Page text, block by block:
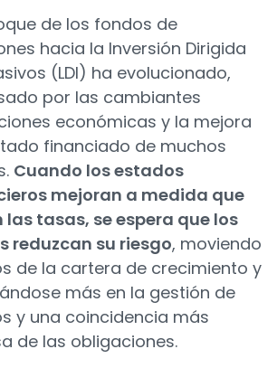
de los fondos de
hacia la Inversión Dirigida
(LDI) ha evolucionado,
por las cambiantes
económicas y la mejora
financiado de muchos
Cuando los estados
mejoran a medida que
las tasas, se espera que los
reduzcan su riesgo, moviendo
de la cartera de crecimiento y
más en la gestión de
y una coincidencia más
de las obligaciones.